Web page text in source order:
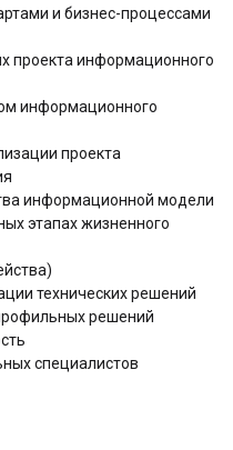
и бизнес-процессами
проекта информационного
информационного
проекта
информационной модели
этапах жизненного
технических решений
решений
специалистов